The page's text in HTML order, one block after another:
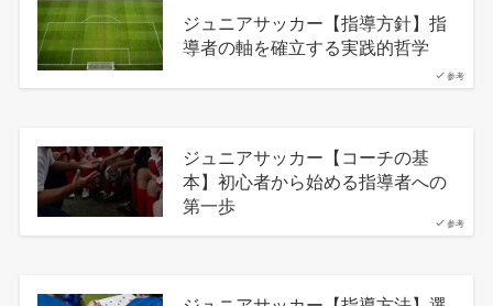
参考
ジュニアサッカー【指導方針】指
導者の軸を確立する実践的哲学
参考
ジュニアサッカー【コーチの基
本】初心者から始める指導者への
第一歩